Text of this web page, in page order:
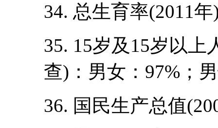
34. 总生育率(2011
35. 15岁及15岁以上
查)：男女：97%；
36. 国民生产总值